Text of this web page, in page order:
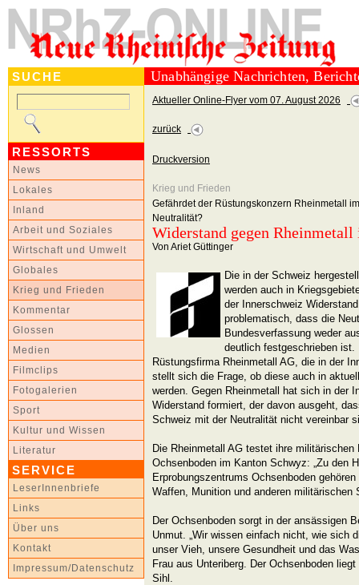
SUCHE
RESSORTS
News
Lokales
Inland
Arbeit und Soziales
Wirtschaft und Umwelt
Globales
Krieg und Frieden
Kommentar
Glossen
Medien
Filmclips
Fotogalerien
Sport
Kultur und Wissen
Literatur
SERVICE
LeserInnenbriefe
Links
Über uns
Kontakt
Impressum/Datenschutz
Unabhängige Nachrichten,
Aktueller Online-Flyer vom 07. August 2026
zurück
Druckversion
Krieg und Frieden
Gefährdet der Rüstungskonzern Rheinmetall
Neutralität?
Widerstand gegen Rheinmetall
Von Ariet Güttinger
Die in der Schweiz
werden auch in
der Innerschweiz
problematisch, dass die
Bundesverfassung weder
deutlich festgeschrieben
Rüstungsfirma Rheinmetall AG, die in der
stellt sich die Frage, ob diese auch in
werden. Gegen Rheinmetall hat sich in der
Widerstand formiert, der davon ausgeht,
Schweiz mit der Neutralität nicht vereinbar
Die Rheinmetall AG testet ihre
Ochsenboden im Kanton Schwyz: „Zu den
Erprobungszentrums Ochsenboden
Waffen, Munition und anderen militärischen
Der Ochsenboden sorgt in der ansässigen
Unmut. „Wir wissen einfach nicht, wie sich
unser Vieh, unsere Gesundheit und das
Frau aus Unteriberg. Der Ochsenboden
Sihl.